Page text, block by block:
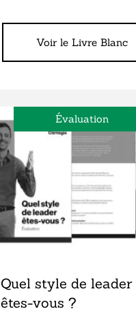
Voir le Livre Blanc
Évaluation
Quel style de leader
êtes-vous ?